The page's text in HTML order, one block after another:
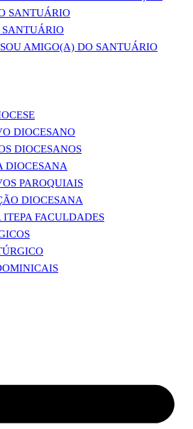
SANTUÁRIO
SANTUÁRIO
AMIGO(A) DO SANTUÁRIO
DIOCESANO
DIOCESANOS
DIOCESANA
PAROQUIAIS
DIOCESANA
ITEPA FACULDADES